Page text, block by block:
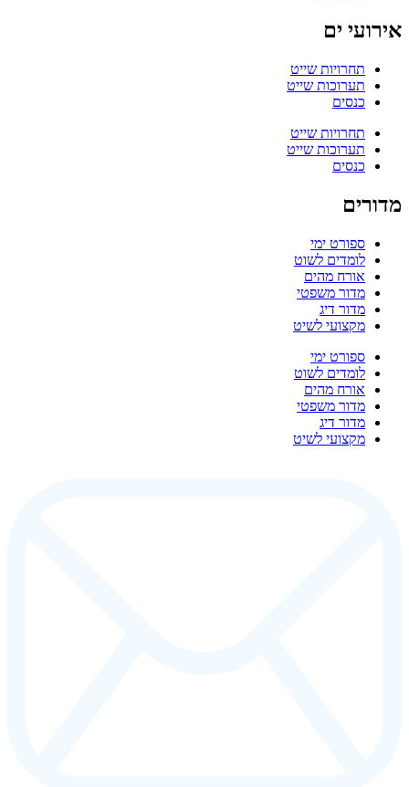
אירועי ים
תחרויות שייט
תערוכות שייט
כנסים
תחרויות שייט
תערוכות שייט
כנסים
מדורים
ספורט ימי
לומדים לשוט
אורח מהים
מדור משפטי
מדור דיג
מקצועי לשיט
ספורט ימי
לומדים לשוט
אורח מהים
מדור משפטי
מדור דיג
מקצועי לשיט